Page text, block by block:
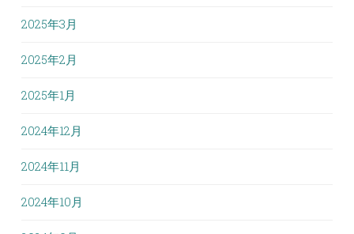
2025年3月
2025年2月
2025年1月
2024年12月
2024年11月
2024年10月